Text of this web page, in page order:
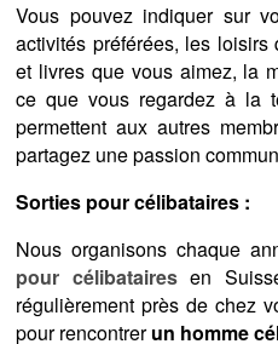
Vous pouvez indiquer sur
activités préférées, les
et livres que vous aimez, la
ce que vous regardez à la
permettent aux autres
partagez une passion
Sorties pour célibataires :
Nous organisons chaque
pour célibatairesen
régulièrement près de chez
pour rencontrerun homme